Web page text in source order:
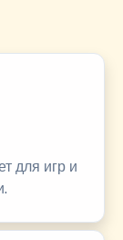
для игр и